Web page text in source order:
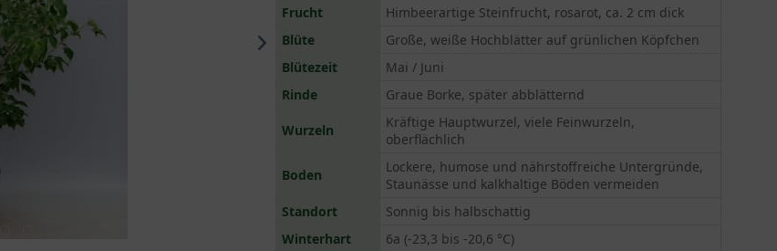
Frucht
Himbeerartige Steinfrucht, rosarot, ca. 2 cm dick
Blüte
Große, weiße Hochblätter auf grünlichen Köpfchen
Blütezeit
Mai / Juni
Rinde
Graue Borke, später abblätternd
Wurzeln
Kräftige Hauptwurzel, viele Feinwurzeln,
oberflächlich
Boden
Lockere, humose und nährstoffreiche Untergründe,
Staunässe und kalkhaltige Böden vermeiden
Standort
Sonnig bis halbschattig
Winterhart
6a (-23,3 bis -20,6 °C)